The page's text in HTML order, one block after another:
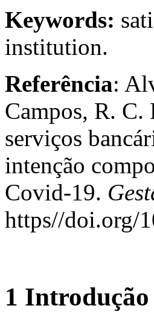
Keywords:
institution.
Referência:
Campos, R.
serviços
intenção
Covid-19.
https//doi.org/
1 Introdução